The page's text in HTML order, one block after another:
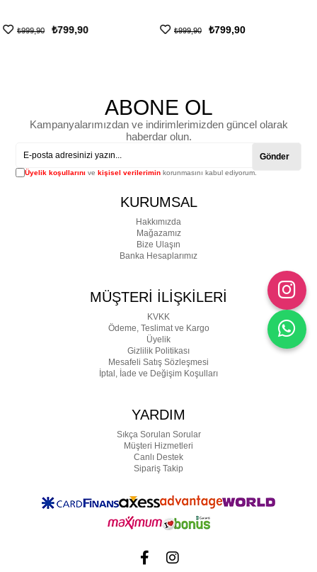
₺799,90
₺999,90 ₺799,90
₺999,90
ABONE OL
Kampanyalarımızdan ve indirimlerimizden güncel olarak
haberdar olun.
Gönder
Üyelik koşullarını vekişisel verilerimin korunmasını kabul ediyorum.
KURUMSAL
Hakkımızda
Mağazamız
Bize Ulaşın
Banka Hesaplarımız
MÜŞTERİ İLİŞKİLERİ
KVKK
Ödeme, Teslimat ve Kargo
Üyelik
Gizlilik Politikası
Mesafeli Satış Sözleşmesi
İptal, İade ve Değişim Koşulları
YARDIM
Sıkça Sorulan Sorular
Müşteri Hizmetleri
Canlı Destek
Sipariş Takip